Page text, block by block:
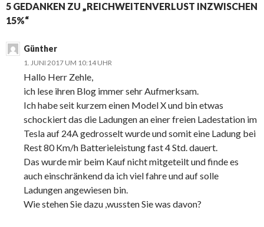
5 GEDANKEN ZU „REICHWEITENVERLUST INZWISCHEN
15%“
Günther
1. JUNI 2017 UM 10:14 UHR
Hallo Herr Zehle,
ich lese ihren Blog immer sehr Aufmerksam.
Ich habe seit kurzem einen Model X und bin etwas
schockiert das die Ladungen an einer freien Ladestation im
Tesla auf 24A gedrosselt wurde und somit eine Ladung bei
Rest 80 Km/h Batterieleistung fast 4 Std. dauert.
Das wurde mir beim Kauf nicht mitgeteilt und finde es
auch einschränkend da ich viel fahre und auf solle
Ladungen angewiesen bin.
Wie stehen Sie dazu ,wussten Sie was davon?